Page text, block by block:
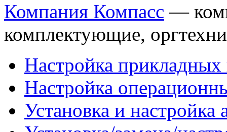
Компания Компасс —
комплектующие,
Настройка
Настройка
Установка и настройка